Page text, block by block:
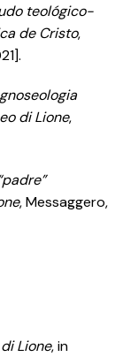
teológico-
de Cristo,
di Lione,
, Messaggero,
Lione, in